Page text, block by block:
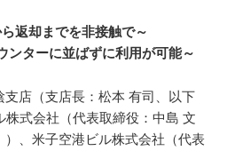
返却までを非接触で～
ンターに並ばずに利用が可能～
店（支店長：松本 有司、以下
株式会社（代表取締役：中島 文
、米子空港ビル株式会社（代表